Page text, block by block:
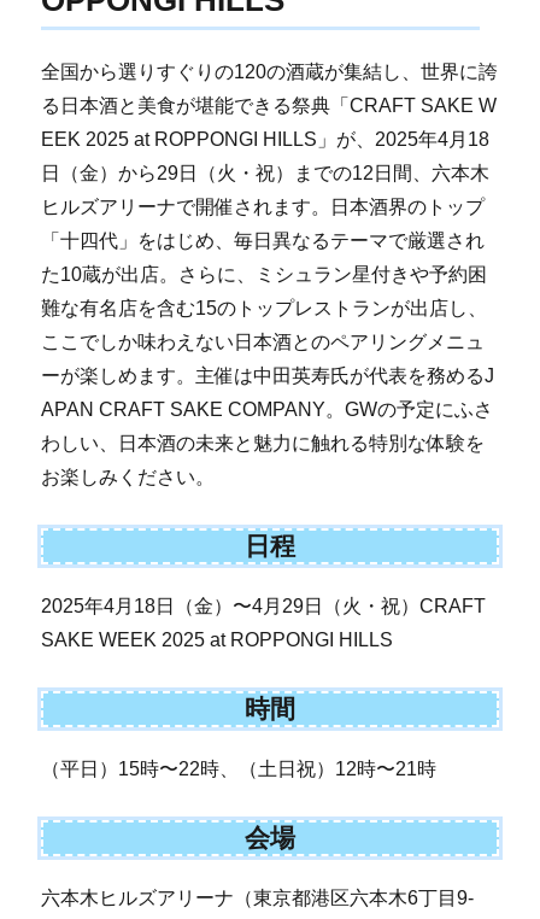
全国から選りすぐりの120の酒蔵が集結し、世界に誇
る日本酒と美食が堪能できる祭典「CRAFT SAKE W
EEK 2025 at ROPPONGI HILLS」が、2025年4月18
日（金）から29日（火・祝）までの12日間、六本木
ヒルズアリーナで開催されます。日本酒界のトップ
「十四代」をはじめ、毎日異なるテーマで厳選され
た10蔵が出店。さらに、ミシュラン星付きや予約困
難な有名店を含む15のトップレストランが出店し、
ここでしか味わえない日本酒とのペアリングメニュ
ーが楽しめます。主催は中田英寿氏が代表を務めるJ
APAN CRAFT SAKE COMPANY。GWの予定にふさ
わしい、日本酒の未来と魅力に触れる特別な体験を
お楽しみください。
日程
2025年4月18日（金）〜4月29日（火・祝）CRAFT
SAKE WEEK 2025 at ROPPONGI HILLS
時間
（平日）15時〜22時、（土日祝）12時〜21時
会場
六本木ヒルズアリーナ（東京都港区六本木6丁目9-